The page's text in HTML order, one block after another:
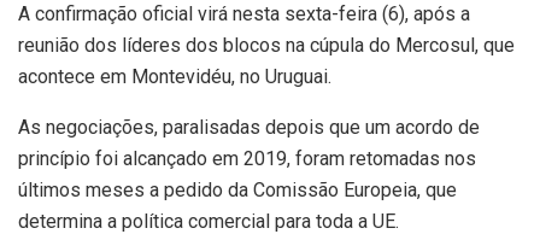
A confirmação oficial virá nesta sexta-feira (6), após a
reunião dos líderes dos blocos na cúpula do Mercosul, que
acontece em Montevidéu, no Uruguai.
As negociações, paralisadas depois que um acordo de
princípio foi alcançado em 2019, foram retomadas nos
últimos meses a pedido da Comissão Europeia, que
determina a política comercial para toda a UE.